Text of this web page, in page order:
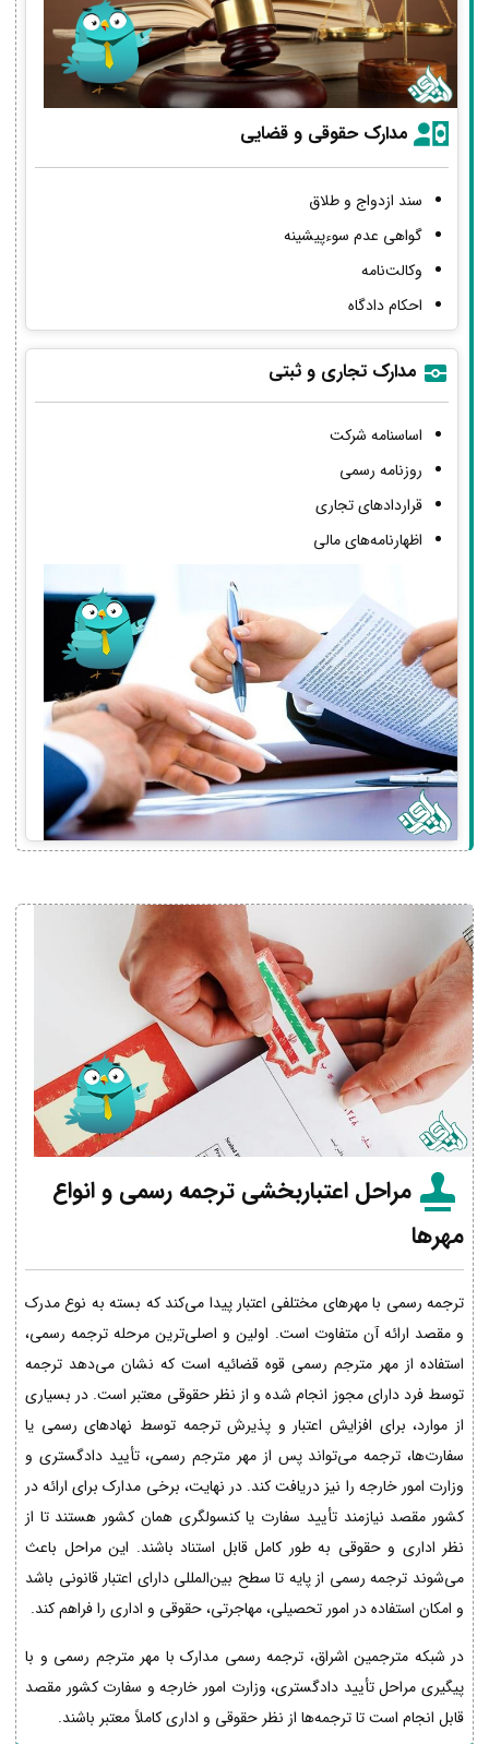
مدارک حقوقی و قضایی
سند ازدواج و طلاق
گواهی عدم سوءپیشینه
وکالت‌نامه
احکام دادگاه
مدارک تجاری و ثبتی
اساسنامه شرکت
روزنامه رسمی
قراردادهای تجاری
اظهارنامه‌های مالی
مراحل اعتباربخشی ترجمه رسمی و انواع
مهرها
ترجمه رسمی با مهرهای مختلفی اعتبار پیدا می‌کند که بسته به نوع مدرک
و مقصد ارائه آن متفاوت است. اولین و اصلی‌ترین مرحله ترجمه رسمی،
استفاده از مهر مترجم رسمی قوه قضائیه است که نشان می‌دهد ترجمه
توسط فرد دارای مجوز انجام شده و از نظر حقوقی معتبر است. در بسیاری
از موارد، برای افزایش اعتبار و پذیرش ترجمه توسط نهادهای رسمی یا
سفارت‌ها، ترجمه می‌تواند پس از مهر مترجم رسمی، تأیید دادگستری و
وزارت امور خارجه را نیز دریافت کند. در نهایت، برخی مدارک برای ارائه در
کشور مقصد نیازمند تأیید سفارت یا کنسولگری همان کشور هستند تا از
نظر اداری و حقوقی به طور کامل قابل استناد باشند. این مراحل باعث
می‌شوند ترجمه رسمی از پایه تا سطح بین‌المللی دارای اعتبار قانونی باشد
و امکان استفاده در امور تحصیلی، مهاجرتی، حقوقی و اداری را فراهم کند.
در شبکه مترجمین اشراق، ترجمه رسمی مدارک با مهر مترجم رسمی و با
پیگیری مراحل تأیید دادگستری، وزارت امور خارجه و سفارت کشور مقصد
قابل انجام است تا ترجمه‌ها از نظر حقوقی و اداری کاملاً معتبر باشند.